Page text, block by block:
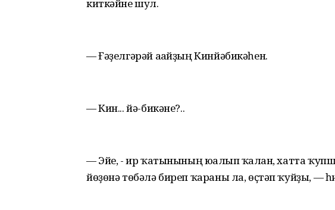
киткәйне шул.
— Ғәҙелгәрәй ағайҙың Кинйәбикәһен.
— Кин... йә-бикәне?..
— Эйе, - ир ҡатынының юғалып ҡалған, хатта
йөҙөнә төбәлә биреп ҡараны ла, өҫтәп ҡуйҙы, —